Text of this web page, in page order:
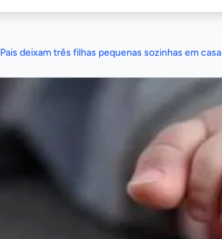
Pais deixam três filhas pequenas sozinhas em